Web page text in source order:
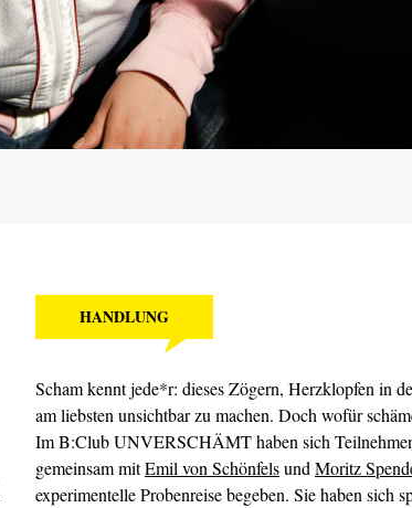
HANDLUNG
Scham kennt jede*r: dieses Zögern, Herzklopfen in
am liebsten unsichtbar zu machen. Doch wofür
Im B:Club UNVERSCHÄMT haben sich
gemeinsam mitEmil von Schönfelsund Moritz
experimentelle Probenreise begeben. Sie haben sich